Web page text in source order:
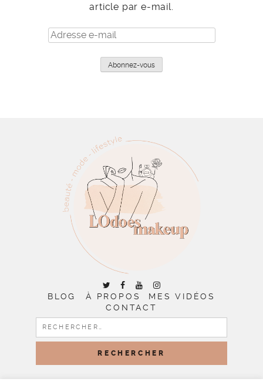
article par e-mail.
Adresse
e-
Abonnez-vous
BLOG À PROPOS
MES VIDÉOS
CONTACT
RECHERCHER :